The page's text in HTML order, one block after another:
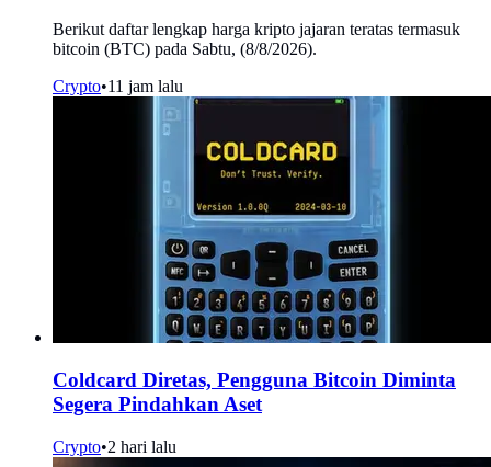
Berikut daftar lengkap harga kripto jajaran teratas termasuk
bitcoin (BTC) pada Sabtu, (8/8/2026).
Crypto•11 jam lalu
Coldcard Diretas, Pengguna Bitcoin Diminta
Segera Pindahkan Aset
Crypto•2 hari lalu